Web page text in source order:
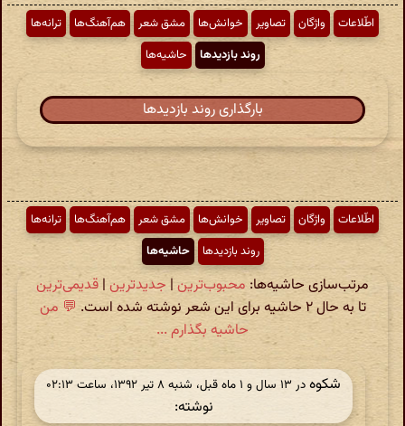
اطّلاعات واژگان تصاویر خوانش‌ها مشق شعر هم‌آهنگ‌ها
ترانه‌ها
روند بازدیدها
حاشیه‌ها
بارگذاری روند بازدیدها
اطّلاعات واژگان تصاویر خوانش‌ها مشق شعر هم‌آهنگ‌ها
ترانه‌ها
روند بازدیدها
حاشیه‌ها
مرتب‌سازی حاشیه‌ها: محبوب‌ترین | جدیدترین | قدیمی‌ترین
تا به حال ۲ حاشیه برای این شعر نوشته شده است.
💬 من
حاشیه بگذارم ...
شکوهدر ‫۱۳ سال و ۱ ماه قبل، شنبه ۸ تیر ۱۳۹۲، ساعت ۰۲:۱۳
نوشته: